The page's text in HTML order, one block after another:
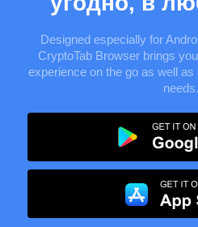
Designed especially for
CryptoTab Browser brings
experience on the go as well
needs.